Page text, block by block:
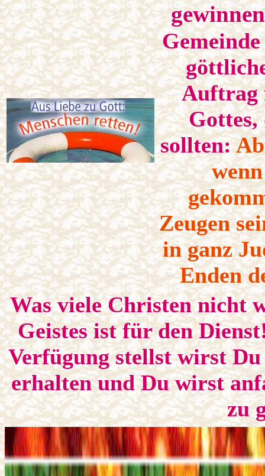
Auftrag
sollten:
Zeugen
in ganz
Enden
Was viele Christen nicht
Geistes ist für den
Verfügung stellst wirst
erhalten und Du wirst
zu